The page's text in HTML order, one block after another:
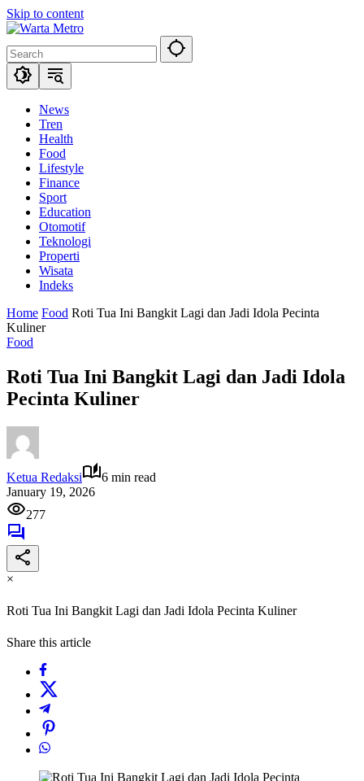
Skip to content
News
Tren
Health
Food
Lifestyle
Finance
Sport
Education
Otomotif
Teknologi
Properti
Wisata
Indeks
Home Food Roti Tua Ini Bangkit Lagi dan Jadi Idola Pecinta
Kuliner
Food
Roti Tua Ini Bangkit Lagi dan Jadi Idola
Pecinta Kuliner
Ketua Redaksi
6 min read
January 19, 2026
277
×
Roti Tua Ini Bangkit Lagi dan Jadi Idola Pecinta Kuliner
Share this article